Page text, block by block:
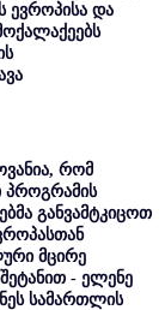
ევროპისა და
რომ
პროგრამის
განვამტკიცოთ
მცირე
- ელენე
სამართლის